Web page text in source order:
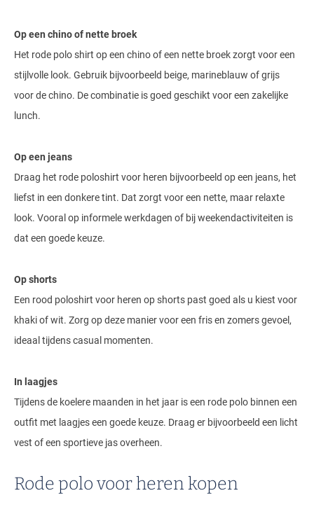
Op een chino of nette broek
Het rode polo shirt op een chino of een nette broek zorgt voor een
stijlvolle look. Gebruik bijvoorbeeld beige, marineblauw of grijs
voor de chino. De combinatie is goed geschikt voor een zakelijke
lunch.
Op een jeans
Draag het rode poloshirt voor heren bijvoorbeeld op een jeans, het
liefst in een donkere tint. Dat zorgt voor een nette, maar relaxte
look. Vooral op informele werkdagen of bij weekendactiviteiten is
dat een goede keuze.
Op shorts
Een rood poloshirt voor heren op shorts past goed als u kiest voor
khaki of wit. Zorg op deze manier voor een fris en zomers gevoel,
ideaal tijdens casual momenten.
In laagjes
Tijdens de koelere maanden in het jaar is een rode polo binnen een
outfit met laagjes een goede keuze. Draag er bijvoorbeeld een licht
vest of een sportieve jas overheen.
Rode polo voor heren kopen